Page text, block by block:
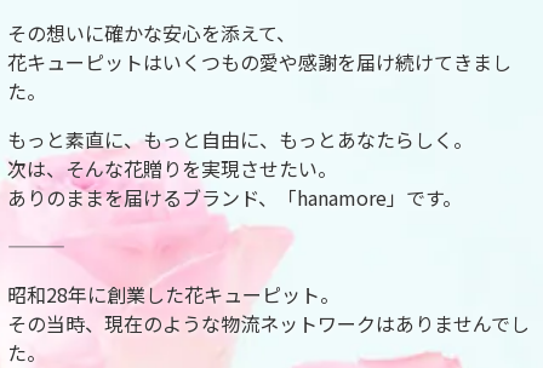
その想いに確かな安心を添えて、
花キューピットはいくつもの愛や感謝を届け続けてきまし
た。
もっと素直に、もっと自由に、もっとあなたらしく。
次は、そんな花贈りを実現させたい。
ありのままを届けるブランド、「hanamore」です。
昭和28年に創業した花キューピット。
その当時、現在のような物流ネットワークはありませんでし
た。